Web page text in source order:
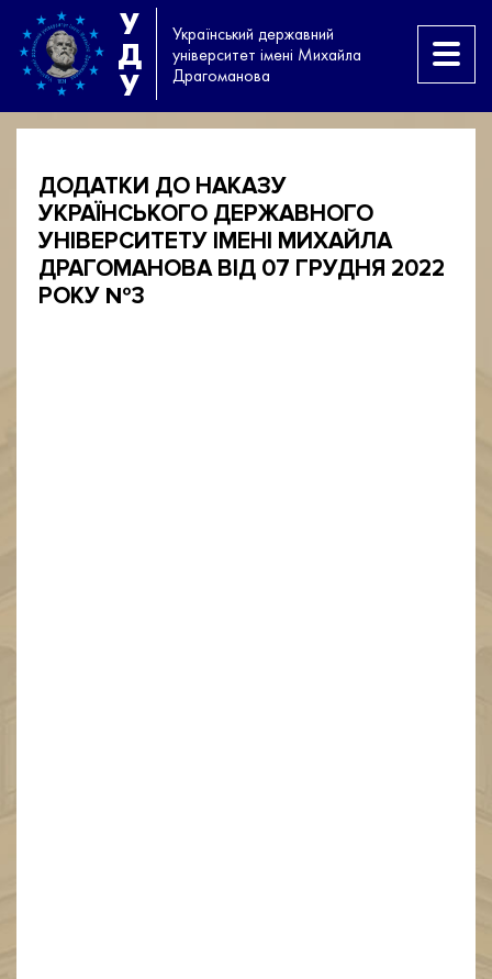
У
Д
У
Український державний
університет імені Михайла
Драгоманова
ДОДАТКИ ДО НАКАЗУ
УКРАЇНСЬКОГО ДЕРЖАВНОГО
УНІВЕРСИТЕТУ ІМЕНІ МИХАЙЛА
ДРАГОМАНОВА ВІД 07 ГРУДНЯ 2022
РОКУ №3